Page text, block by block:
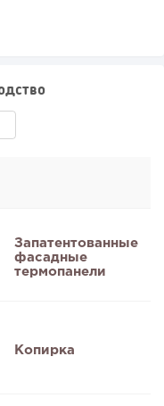
Запатентованные
фасадные
термопанели
Копирка